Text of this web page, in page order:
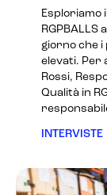
Esploriamo
giorno che
elevati. Per
Rossi,
Qualità in
INTERVISTE